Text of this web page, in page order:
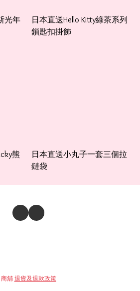
光年
日本直送Hello Kitty綠茶系列
鎖匙扣掛飾
熊
日本直送小丸子一套三個拉
鏈袋
商舖 退貨及退款政策